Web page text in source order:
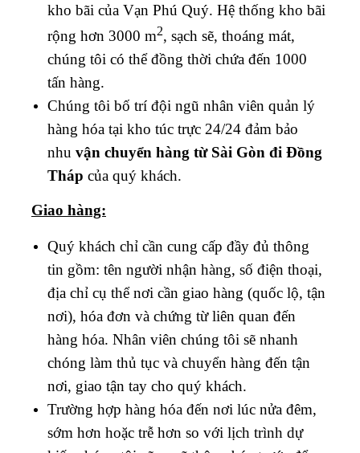
kho bãi của Vạn Phú Quý. Hệ thống kho bãi
rộng hơn 3000 m2, sạch sẽ, thoáng mát,
chúng tôi có thể đồng thời chứa đến 1000
tấn hàng.
Chúng tôi bố trí đội ngũ nhân viên quản lý
hàng hóa tại kho túc trực 24/24 đảm bảo
nhu vận chuyển hàng từ Sài Gòn đi Đồng
Tháp của quý khách.
Giao hàng:
Quý khách chỉ cần cung cấp đầy đủ thông
tin gồm: tên người nhận hàng, số điện thoại,
địa chỉ cụ thể nơi cần giao hàng (quốc lộ, tận
nơi), hóa đơn và chứng từ liên quan đến
hàng hóa. Nhân viên chúng tôi sẽ nhanh
chóng làm thủ tục và chuyển hàng đến tận
nơi, giao tận tay cho quý khách.
Trường hợp hàng hóa đến nơi lúc nửa đêm,
sớm hơn hoặc trễ hơn so với lịch trình dự